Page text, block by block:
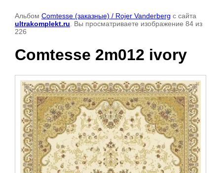
Альбом Comtesse (заказные) / Rojer Vanderberg с сайта
ultrakomplekt.ru . Вы просматриваете изображение 84 из
226
Comtesse 2m012 ivory